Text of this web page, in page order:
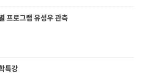
프로그램 유성우 관측
특강